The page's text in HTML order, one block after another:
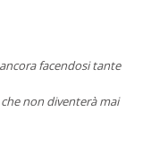
facendosi tante
non diventerà mai